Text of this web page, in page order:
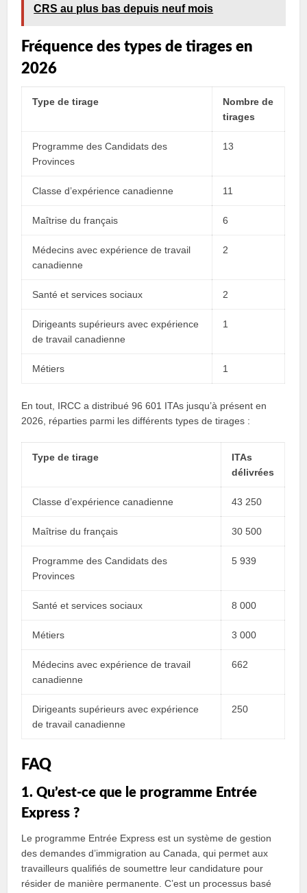
CRS au plus bas depuis neuf mois
Fréquence des types de tirages en
2026
Type de tirage
Nombre de
tirages
Programme des Candidats des
Provinces
13
Classe d’expérience canadienne 11
Maîtrise du français 6
Médecins avec expérience de travail
canadienne
2
Santé et services sociaux 2
Dirigeants supérieurs avec expérience
de travail canadienne
1
Métiers 1
En tout, IRCC a distribué 96 601 ITAs jusqu’à présent en
2026, réparties parmi les différents types de tirages :
Type de tirage
ITAs
délivrées
Classe d’expérience canadienne 43 250
Maîtrise du français 30 500
Programme des Candidats des
Provinces
5 939
Santé et services sociaux 8 000
Métiers 3 000
Médecins avec expérience de travail
canadienne
662
Dirigeants supérieurs avec expérience
de travail canadienne
250
FAQ
1. Qu’est-ce que le programme Entrée
Express ?
Le programme Entrée Express est un système de gestion
des demandes d’immigration au Canada, qui permet aux
travailleurs qualifiés de soumettre leur candidature pour
résider de manière permanente. C’est un processus basé